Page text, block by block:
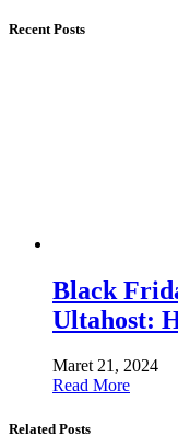
Recent Posts
Black
Ultahost:
Maret 21, 2024
Read More
Related Posts